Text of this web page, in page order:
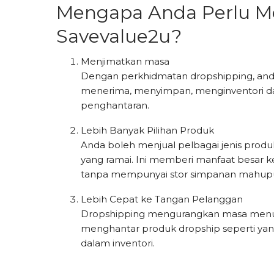
Mengapa Anda Perlu
Savevalue2u?
Menjimatkan masa
Dengan perkhidmatan dropshipping,
menerima, menyimpan, menginventori
penghantaran.
Lebih Banyak Pilihan Produk
Anda boleh menjual pelbagai jenis
yang ramai. Ini memberi manfaat besar
tanpa mempunyai stor simpanan
Lebih Cepat ke Tangan Pelanggan
Dropshipping mengurangkan masa
menghantar produk dropship seperti
dalam inventori.